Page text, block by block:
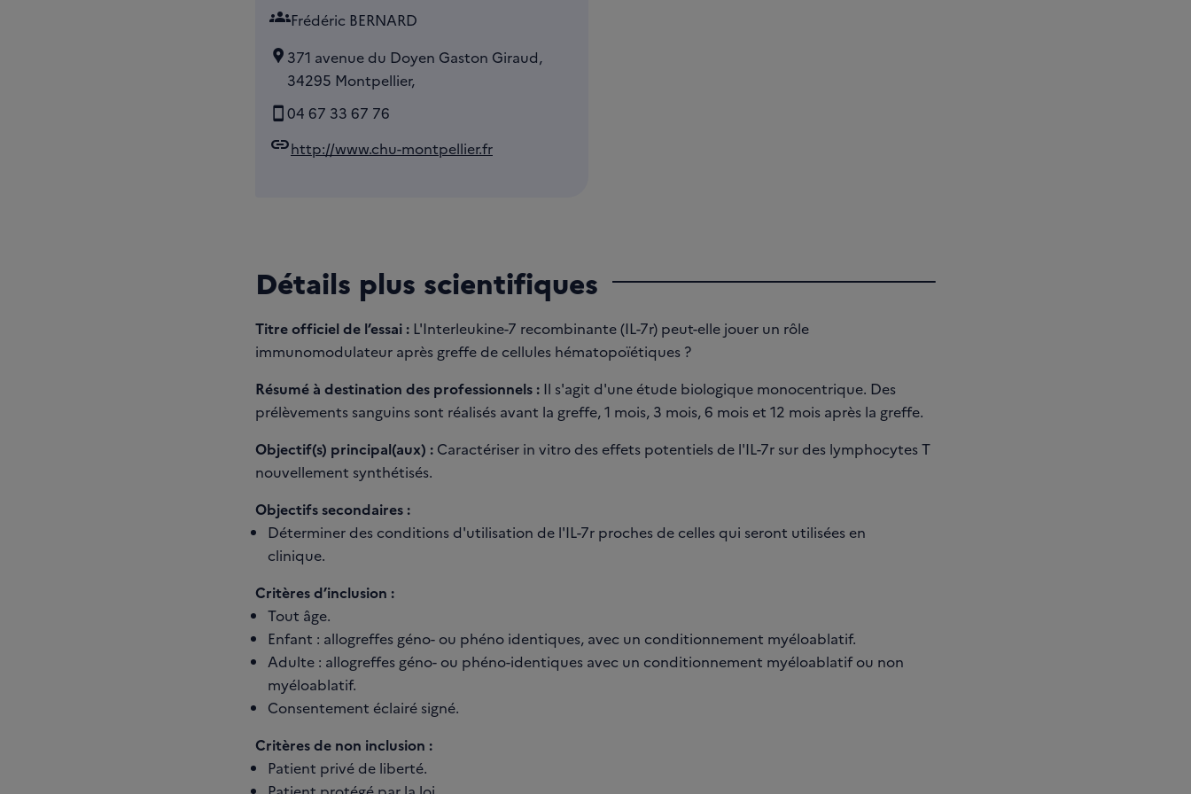
groupsFrédéric BERNARD
371 avenue du Doyen Gaston Giraud,
34295 Montpellier,
04 67 33 67 76
linkhttp://www.chu-montpellier.fr
Détails plus scientifiques
Titre officiel de l’essai : L'Interleukine-7 recombinante (IL-7r) peut-elle jouer un rôle
immunomodulateur après greffe de cellules hématopoïétiques ?
Résumé à destination des professionnels : Il s'agit d'une étude biologique monocentrique. Des
prélèvements sanguins sont réalisés avant la greffe, 1 mois, 3 mois, 6 mois et 12 mois après la greffe.
Objectif(s) principal(aux) : Caractériser in vitro des effets potentiels de l'IL-7r sur des lymphocytes T
nouvellement synthétisés.
Objectifs secondaires :
Déterminer des conditions d'utilisation de l'IL-7r proches de celles qui seront utilisées en
clinique.
Critères d’inclusion :
Tout âge.
Enfant : allogreffes géno- ou phéno identiques, avec un conditionnement myéloablatif.
Adulte : allogreffes géno- ou phéno-identiques avec un conditionnement myéloablatif ou non
myéloablatif.
Consentement éclairé signé.
Critères de non inclusion :
Patient privé de liberté.